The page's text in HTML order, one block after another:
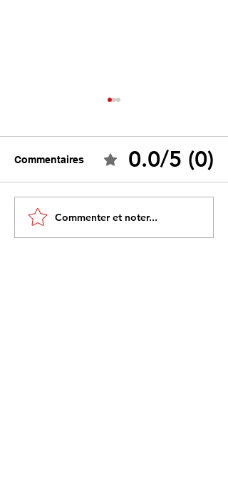
Tebboune face à ses
propres mirages :
Commentaires 0.0/5 (0)
Commenter et noter...